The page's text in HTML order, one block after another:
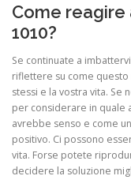
Come reagire
1010?
Se continuate a
riflettere su come questo
stessi e la vostra vita. Se
per considerare in quale
avrebbe senso e come
positivo. Ci possono
vita. Forse potete
decidere la soluzione